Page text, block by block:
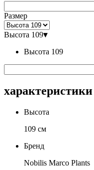
Размер
Высота 109▾
Высота 109
характеристики
Высота
109 см
Бренд
Nobilis Marco Plants